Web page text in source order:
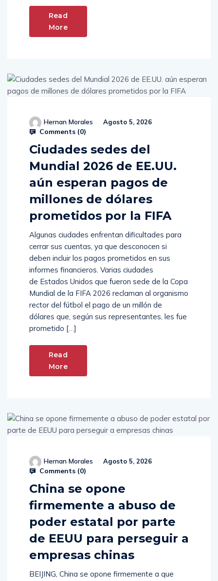
Read
More
Hernan Morales Agosto 5, 2026
Comments (0)
Ciudades sedes del
Mundial 2026 de EE.UU.
aún esperan pagos de
millones de dólares
prometidos por la FIFA
Algunas ciudades enfrentan dificultades para
cerrar sus cuentas, ya que desconocen si
deben incluir los pagos prometidos en sus
informes financieros. Varias ciudades
de Estados Unidos que fueron sede de la Copa
Mundial de la FIFA 2026 reclaman al organismo
rector del fútbol el pago de un millón de
dólares que, según sus representantes, les fue
prometido […]
Read
More
Hernan Morales Agosto 5, 2026
Comments (0)
China se opone
firmemente a abuso de
poder estatal por parte
de EEUU para perseguir a
empresas chinas
BEIJING, China se opone firmemente a que